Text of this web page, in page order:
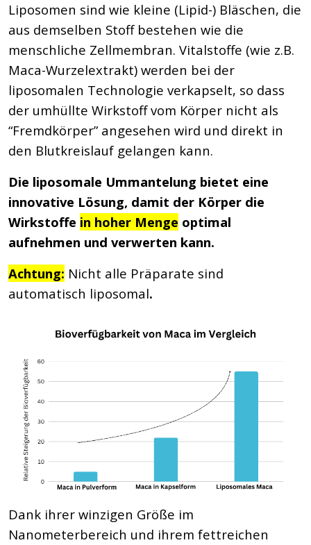
Liposomen sind wie kleine (Lipid-) Bläschen, die
aus demselben Stoff bestehen wie die
menschliche Zellmembran. Vitalstoffe (wie z.B.
Maca-Wurzelextrakt) werden bei der
liposomalen Technologie verkapselt, so dass
der umhüllte Wirkstoff vom Körper nicht als
“Fremdkörper” angesehen wird und direkt in
den Blutkreislauf gelangen kann.
Die liposomale Ummantelung bietet eine
innovative Lösung, damit der Körper die
Wirkstoffe in hoher Menge optimal
aufnehmen und verwerten kann.
Achtung: Nicht alle Präparate sind
automatisch liposomal.
Dank ihrer winzigen Größe im
Nanometerbereich und ihrem fettreichen